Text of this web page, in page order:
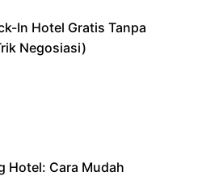
In Hotel Gratis Tanpa
Negosiasi)
Hotel: Cara Mudah